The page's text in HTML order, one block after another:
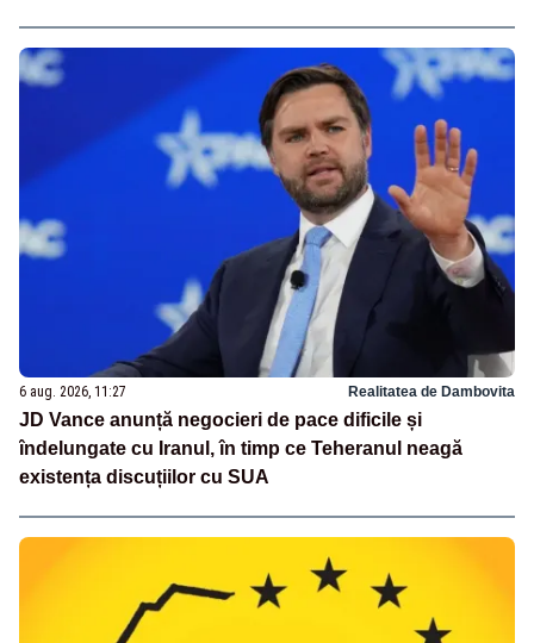
6 aug. 2026, 11:27 Realitatea de Dambovita
JD Vance anunță negocieri de pace dificile și
îndelungate cu Iranul, în timp ce Teheranul neagă
existența discuțiilor cu SUA